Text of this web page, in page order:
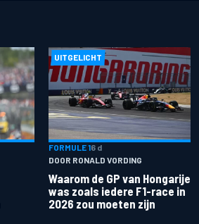
UITGELICHT
FORMULE 16 d
DOOR RONALD VORDING
Waarom de GP van Hongarije
was zoals iedere F1-race in
2026 zou moeten zijn